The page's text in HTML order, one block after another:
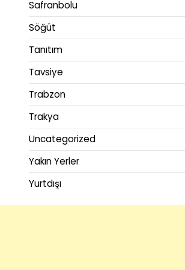
Safranbolu
Söğüt
Tanıtım
Tavsiye
Trabzon
Trakya
Uncategorized
Yakın Yerler
Yurtdışı